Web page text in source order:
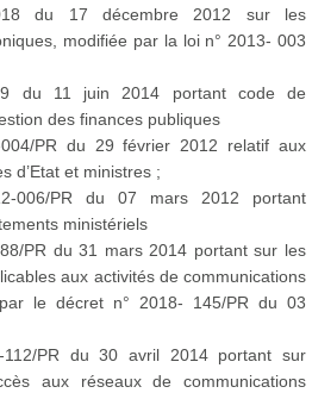
du 17 décembre 2012 sur les
modifiée par la loi n° 2013- 003
du 11 juin 2014 portant code de
des finances publiques
PR du 29 février 2012 relatif aux
d’Etat et ministres ;
006/PR du 07 mars 2012 portant
ministériels
PR du 31 mars 2014 portant sur les
aux activités de communications
le décret n° 2018- 145/PR du 03
PR du 30 avril 2014 portant sur
aux réseaux de communications